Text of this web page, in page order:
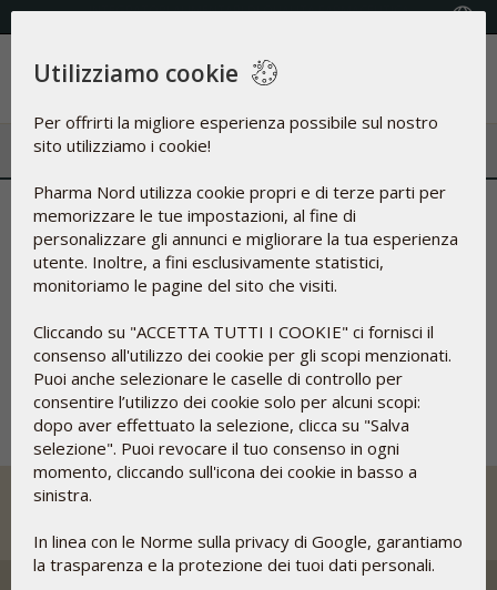
Menu
Risposta non valida dal fornitore
del pagamento
buon fine. Per favore, verifichi il contenuto del carrello e
riprovi. Ricontrolli il numero della sua carta di credito, la data
di scadenza e il codice di verifica.
Utilizziamo cookie
Per offrirti la migliore esperienza possibile sul nostro
sito utilizziamo i cookie!
Pharma Nord utilizza cookie propri e di terze parti per
memorizzare le tue impostazioni, al fine di
personalizzare gli annunci e migliorare la tua esperienza
utente. Inoltre, a fini esclusivamente statistici,
monitoriamo le pagine del sito che visiti.
Cliccando su "ACCETTA TUTTI I COOKIE" ci fornisci il
consenso all'utilizzo dei cookie per gli scopi menzionati.
Puoi anche selezionare le caselle di controllo per
consentire l’utilizzo dei cookie solo per alcuni scopi:
dopo aver effettuato la selezione, clicca su "Salva
selezione". Puoi revocare il tuo consenso in ogni
momento, cliccando sull'icona dei cookie in basso a
sinistra.
In linea con le Norme sulla privacy di Google, garantiamo
la trasparenza e la protezione dei tuoi dati personali.